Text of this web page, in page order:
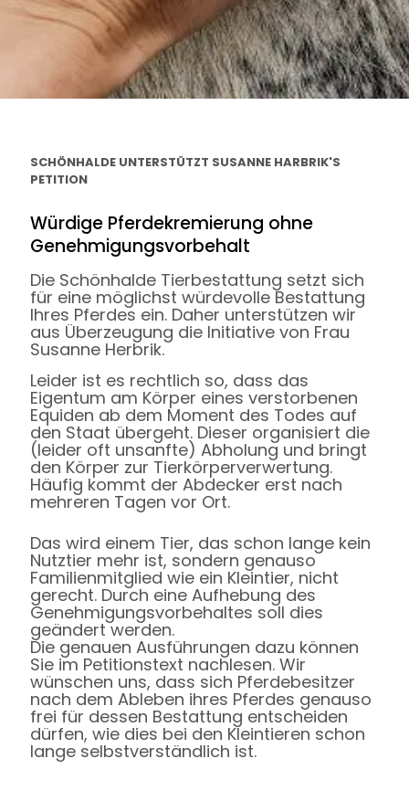
SCHÖNHALDE UNTERSTÜTZT SUSANNE HARBRIK'S
PETITION
Würdige Pferdekremierung ohne
Genehmigungsvorbehalt
Die Schönhalde Tierbestattung setzt sich
für eine möglichst würdevolle Bestattung
Ihres Pferdes ein. Daher unterstützen wir
aus Überzeugung die Initiative von Frau
Susanne Herbrik.
Leider ist es rechtlich so, dass das
Eigentum am Körper eines verstorbenen
Equiden ab dem Moment des Todes auf
den Staat übergeht. Dieser organisiert die
(leider oft unsanfte) Abholung und bringt
den Körper zur Tierkörperverwertung.
Häufig kommt der Abdecker erst nach
mehreren Tagen vor Ort.
Das wird einem Tier, das schon lange kein
Nutztier mehr ist, sondern genauso
Familienmitglied wie ein Kleintier, nicht
gerecht. Durch eine Aufhebung des
Genehmigungsvorbehaltes soll dies
geändert werden.
Die genauen Ausführungen dazu können
Sie im Petitionstext nachlesen. Wir
wünschen uns, dass sich Pferdebesitzer
nach dem Ableben ihres Pferdes genauso
frei für dessen Bestattung entscheiden
dürfen, wie dies bei den Kleintieren schon
lange selbstverständlich ist.